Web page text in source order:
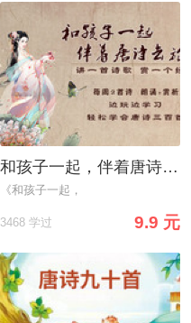
和孩子一起，伴着唐诗去旅行
《和孩子一起，
3468 学过 9.9 元